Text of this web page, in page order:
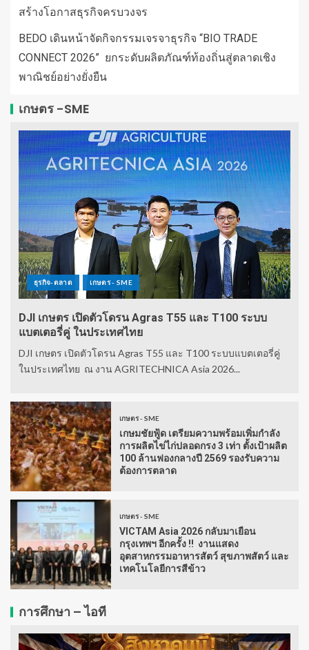
สร้างโอกาสธุรกิจครบวงจร
BEDO เดินหน้าจัดกิจกรรมเจรจาธุรกิจ “BIO TRADE
CONNECT 2026” ยกระดับผลิตภัณฑ์ท้องถิ่นสู่ตลาดเชิง
พาณิชย์อย่างยั่งยืน
เกษตร -SME
ธุรกิจ-ตลาด เกษตร - SME
DJI เกษตร เปิดตัวโดรน Agras T55 และ T100 ระบบ
แบตเตอรี่คู่ ในประเทศไทย
DJI เกษตร เปิดตัวโดรน Agras T55 และ T100 ระบบแบตเตอรี่คู่
ในประเทศไทย ณ งาน AGRITECHNICA Asia 2026...
เกษตร - SME
เกษมชัยฟู้ด เตรียมความพร้อมเพิ่มกำลัง
การผลิตไข่ไก่ปลอดกรง 3 เท่า ตั้งเป้าผลิต
100 ล้านฟองกลางปี 2569 รองรับความ
ต้องการตลาด
เกษตร - SME
VICTAM Asia 2026 กลับมาเยือน
กรุงเทพฯ อีกครั้ง !! งานแสดง
อุตสาหกรรมอาหารสัตว์ สุขภาพสัตว์ และ
เทคโนโลยีการสีข้าว
การศึกษา – ไอที